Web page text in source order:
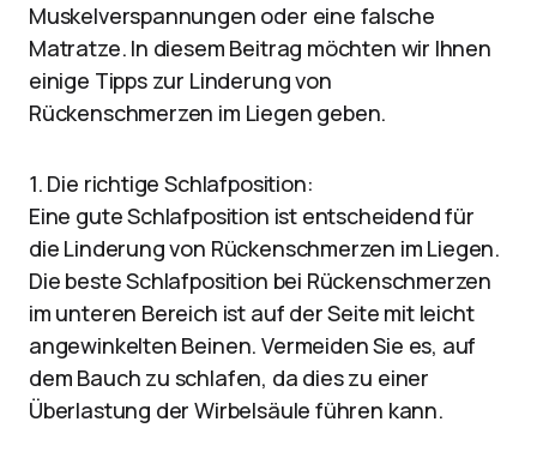
Muskelverspannungen oder eine falsche
Matratze. In diesem Beitrag möchten wir Ihnen
einige Tipps zur Linderung von
Rückenschmerzen im Liegen geben.
1. Die richtige Schlafposition:
Eine gute Schlafposition ist entscheidend für
die Linderung von Rückenschmerzen im Liegen.
Die beste Schlafposition bei Rückenschmerzen
im unteren Bereich ist auf der Seite mit leicht
angewinkelten Beinen. Vermeiden Sie es, auf
dem Bauch zu schlafen, da dies zu einer
Überlastung der Wirbelsäule führen kann.